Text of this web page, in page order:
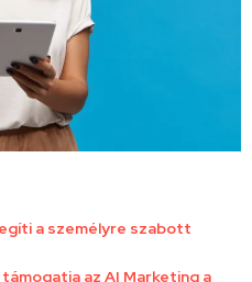
a személyre szabott
támogatja az AI Marketing a